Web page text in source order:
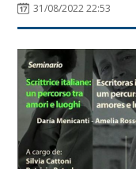
31/08/2022 22:53